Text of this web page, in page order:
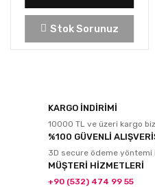
Stok Sorunuz
KARGO İNDİRİMİ
10000 TL ve üzeri kargo
%100 GÜVENLİ
3D secure ödeme yöntemi
MÜŞTERİ HİZMETLERİ
+90 (532) 474 99 55